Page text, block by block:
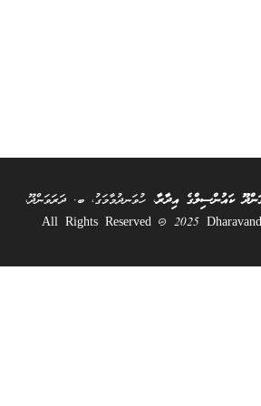
ކައުންސިލްގެ އިދާރާ، ހުވަނދުމާމަގު، ބ. ދަރަވަންދޫ،